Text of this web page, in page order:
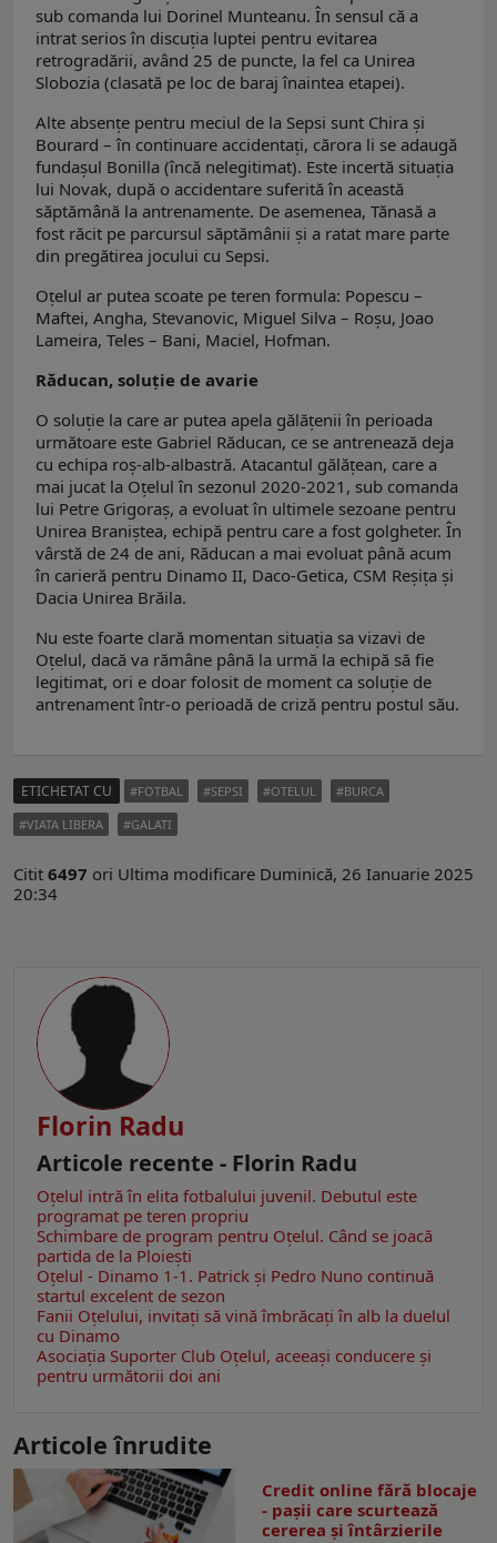
sub comanda lui Dorinel Munteanu. În sensul că a
intrat serios în discuția luptei pentru evitarea
retrogradării, având 25 de puncte, la fel ca Unirea
Slobozia (clasată pe loc de baraj înaintea etapei).
Alte absențe pentru meciul de la Sepsi sunt Chira și
Bourard – în continuare accidentați, cărora li se adaugă
fundașul Bonilla (încă nelegitimat). Este incertă situația
lui Novak, după o accidentare suferită în această
săptămână la antrenamente. De asemenea, Tănasă a
fost răcit pe parcursul săptămânii și a ratat mare parte
din pregătirea jocului cu Sepsi.
Oțelul ar putea scoate pe teren formula: Popescu –
Maftei, Angha, Stevanovic, Miguel Silva – Roșu, Joao
Lameira, Teles – Bani, Maciel, Hofman.
Răducan, soluție de avarie
O soluție la care ar putea apela gălățenii în perioada
următoare este Gabriel Răducan, ce se antrenează deja
cu echipa roș-alb-albastră. Atacantul gălățean, care a
mai jucat la Oțelul în sezonul 2020-2021, sub comanda
lui Petre Grigoraș, a evoluat în ultimele sezoane pentru
Unirea Braniștea, echipă pentru care a fost golgheter. În
vârstă de 24 de ani, Răducan a mai evoluat până acum
în carieră pentru Dinamo II, Daco-Getica, CSM Reșița și
Dacia Unirea Brăila.
Nu este foarte clară momentan situația sa vizavi de
Oțelul, dacă va rămâne până la urmă la echipă să fie
legitimat, ori e doar folosit de moment ca soluție de
antrenament într-o perioadă de criză pentru postul său.
ETICHETAT CU FOTBAL SEPSI OTELUL
BURCA
VIATA LIBERA
GALATI
Citit 6497 ori Ultima modificare Duminică, 26 Ianuarie 2025
20:34
Florin Radu
Articole recente - Florin Radu
Oțelul intră în elita fotbalului juvenil. Debutul este
programat pe teren propriu
Schimbare de program pentru Oțelul. Când se joacă
partida de la Ploiești
Oțelul - Dinamo 1-1. Patrick și Pedro Nuno continuă
startul excelent de sezon
Fanii Oțelului, invitați să vină îmbrăcați în alb la duelul
cu Dinamo
Asociația Suporter Club Oțelul, aceeași conducere și
pentru următorii doi ani
Articole înrudite
Credit online fără blocaje
- pașii care scurtează
cererea și întârzierile